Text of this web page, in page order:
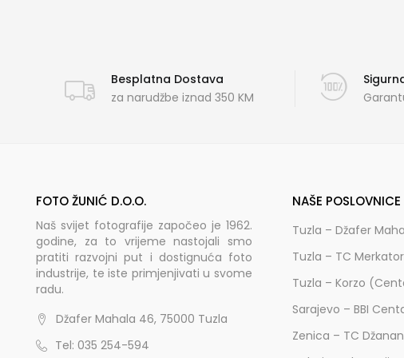
Besplatna Dostava
za narudžbe iznad 350 KM
FOTO ŽUNIĆ D.O.O.
Naš svijet fotografije započeo je 1962.
godine, za to vrijeme nastojali smo
pratiti razvojni put i dostignuća foto
industrije, te iste primjenjivati u svome
radu.
Džafer Mahala 46, 75000 Tuzla
Tel: 035 254-594
NAŠE POSLOVNICE
Tuzla – Džafer
Tuzla – TC Merkator
Tuzla – Korzo
Sarajevo – BBI
Zenica – TC